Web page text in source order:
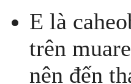
E là
trên
nên đến